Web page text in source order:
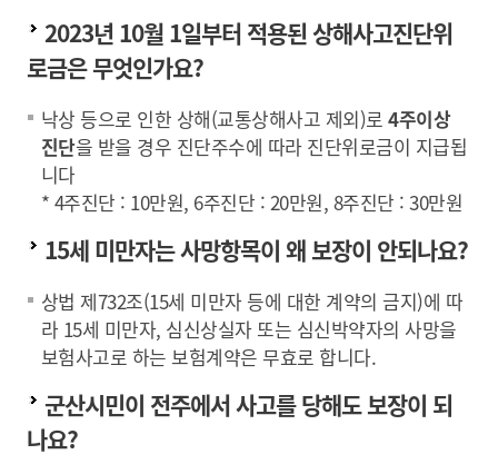
2023년 10월 1일부터 적용된 상해사고진단위
로금은 무엇인가요?
낙상 등으로 인한 상해(교통상해사고 제외)로4주이상
진단을 받을 경우 진단주수에 따라 진단위로금이 지급됩
니다
* 4주진단 : 10만원, 6주진단 : 20만원, 8주진단 : 30만원
15세 미만자는 사망항목이 왜 보장이 안되나요?
상법 제732조(15세 미만자 등에 대한 계약의 금지)에 따
라 15세 미만자, 심신상실자 또는 심신박약자의 사망을
보험사고로 하는 보험계약은 무효로 합니다.
군산시민이 전주에서 사고를 당해도 보장이 되
나요?